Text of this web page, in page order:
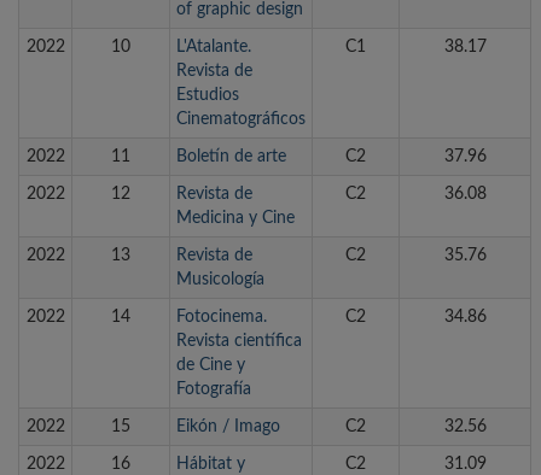
of graphic design
2022 10
L'Atalante.
Revista de
Estudios
Cinematográficos
C1 38.17
2022 11 Boletín de arte C2 37.96
2022 12
Revista de
Medicina y Cine
C2 36.08
2022 13
Revista de
Musicología
C2 35.76
2022 14
Fotocinema.
Revista científica
de Cine y
Fotografía
C2 34.86
2022 15 Eikón / Imago C2 32.56
2022 16
Hábitat y
C2 31.09